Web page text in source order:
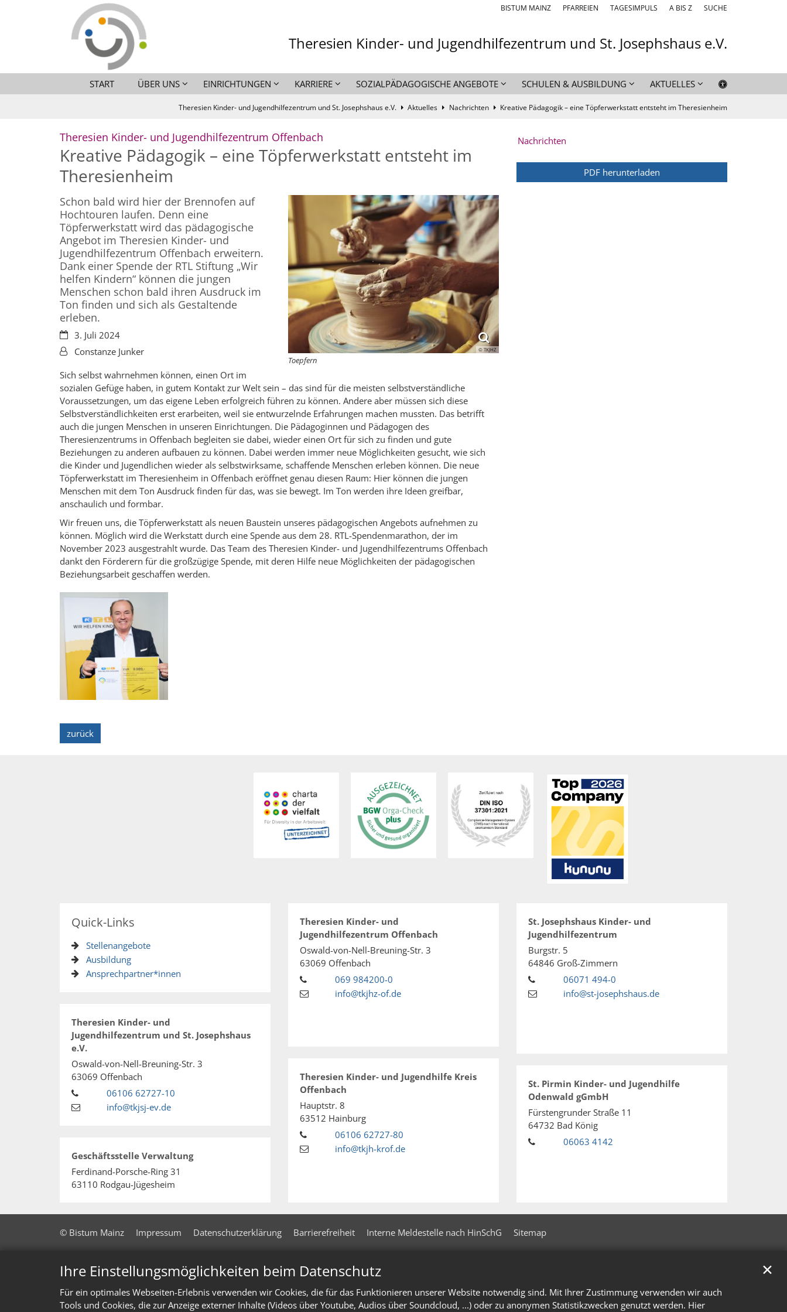
Ihre Einstellungsmöglichkeiten beim Datenschutz
Für ein optimales Webseiten-Erlebnis verwenden wir Cookies, die für das Funktionieren unserer Website notwendig sind. Mit Ihrer Zustimmung verwenden wir auch
Tools und Cookies, die zur Anzeige externer Inhalte (Videos über Youtube, Audios über Soundcloud, ...) oder zu anonymen Statistikzwecken genutzt werden. Hier
✕
BISTUM MAINZ PFARREIEN TAGESIMPULS A BIS Z SUCHE
Theresien Kinder- und Jugendhilfezentrum und St. Josephshaus e.V.
START ÜBER UNS EINRICHTUNGEN KARRIERE SOZIALPÄDAGOGISCHE ANGEBOTE SCHULEN & AUSBILDUNG AKTUELLES
Theresien Kinder- und Jugendhilfezentrum und St. Josephshaus e.V. Aktuelles Nachrichten Kreative Pädagogik – eine Töpferwerkstatt entsteht im Theresienheim
Theresien Kinder- und Jugendhilfezentrum Offenbach
Kreative Pädagogik – eine Töpferwerkstatt entsteht im
Theresienheim
© TKJHZ
Toepfern
Schon bald wird hier der Brennofen auf
Hochtouren laufen. Denn eine
Töpferwerkstatt wird das pädagogische
Angebot im Theresien Kinder- und
Jugendhilfezentrum Offenbach erweitern.
Dank einer Spende der RTL Stiftung „Wir
helfen Kindern“ können die jungen
Menschen schon bald ihren Ausdruck im
Ton finden und sich als Gestaltende
erleben.
Datum:3. Juli 2024
Von:Constanze Junker
Sich selbst wahrnehmen können, einen Ort im
sozialen Gefüge haben, in gutem Kontakt zur Welt sein – das sind für die meisten selbstverständliche
Voraussetzungen, um das eigene Leben erfolgreich führen zu können. Andere aber müssen sich diese
Selbstverständlichkeiten erst erarbeiten, weil sie entwurzelnde Erfahrungen machen mussten. Das betrifft
auch die jungen Menschen in unseren Einrichtungen. Die Pädagoginnen und Pädagogen des
Theresienzentrums in Offenbach begleiten sie dabei, wieder einen Ort für sich zu finden und gute
Beziehungen zu anderen aufbauen zu können. Dabei werden immer neue Möglichkeiten gesucht, wie sich
die Kinder und Jugendlichen wieder als selbstwirksame, schaffende Menschen erleben können. Die neue
Töpferwerkstatt im Theresienheim in Offenbach eröffnet genau diesen Raum: Hier können die jungen
Menschen mit dem Ton Ausdruck finden für das, was sie bewegt. Im Ton werden ihre Ideen greifbar,
anschaulich und formbar.
Wir freuen uns, die Töpferwerkstatt als neuen Baustein unseres pädagogischen Angebots aufnehmen zu
können. Möglich wird die Werkstatt durch eine Spende aus dem 28. RTL-Spendenmarathon, der im
November 2023 ausgestrahlt wurde. Das Team des Theresien Kinder- und Jugendhilfezentrums Offenbach
dankt den Förderern für die großzügige Spende, mit deren Hilfe neue Möglichkeiten der pädagogischen
Beziehungsarbeit geschaffen werden.
zurück
Nachrichten
PDF herunterladen
Quick-Links
Stellenangebote
Ausbildung
Ansprechpartner*innen
Theresien Kinder- und
Jugendhilfezentrum und St. Josephshaus
e.V.
Oswald-von-Nell-Breuning-Str. 3
63069 Offenbach
06106 62727-10
info@tkjsj-ev.de
Geschäftsstelle Verwaltung
Ferdinand-Porsche-Ring 31
63110 Rodgau-Jügesheim
Theresien Kinder- und
Jugendhilfezentrum Offenbach
Oswald-von-Nell-Breuning-Str. 3
63069 Offenbach
069 984200-0
info@tkjhz-of.de
Theresien Kinder- und Jugendhilfe Kreis
Offenbach
Hauptstr. 8
63512 Hainburg
06106 62727-80
info@tkjh-krof.de
St. Josephshaus Kinder- und
Jugendhilfezentrum
Burgstr. 5
64846 Groß-Zimmern
06071 494-0
info@st-josephshaus.de
St. Pirmin Kinder- und Jugendhilfe
Odenwald gGmbH
Fürstengrunder Straße 11
64732 Bad König
06063 4142
© Bistum Mainz Impressum Datenschutzerklärung Barrierefreiheit Interne Meldestelle nach HinSchG Sitemap